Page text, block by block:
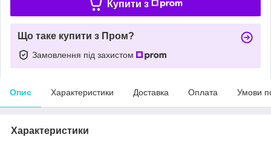
Купити з
Що таке купити з Пром?
Замовлення під захистом
Опис Характеристики Доставка Оплата Умови
Характеристики